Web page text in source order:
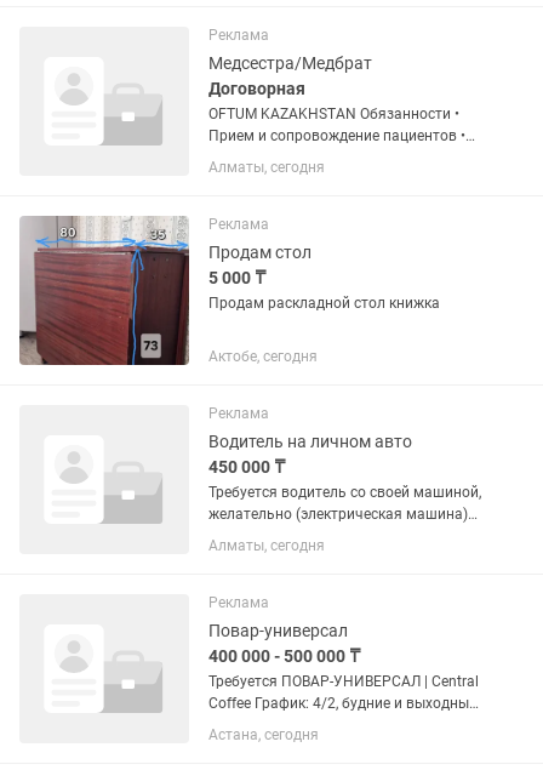
шустрых и ответственных ребят в...
Реклама
Медсестра/Медбрат
Договорная
OFTUM KAZAKHSTAN Обязанности •
Прием и сопровождение пациентов •
Проведение аппаратных
диагностических исследований и
родителей правилам использования,
надевания,...
Алматы, сегодня
Реклама
Продам стол
5 000 ₸
Продам раскладной стол книжка
Актобе, сегодня
Реклама
Водитель на личном авто
450 000 ₸
Требуется водитель со своей машиной,
желательно (электрическая машина)
🕗 График: с 07:30 до 20:00 , 6/1
воскресенье выходной. 💰 Оклад: 400
Возраст: 45+...
Алматы, сегодня
Реклама
Повар-универсал
400 000 - 500 000 ₸
Требуется ПОВАР-УНИВЕРСАЛ | Central
Coffee График: 4/2, будние и выходные
Время: с 07:00 до 20:00 Оплата: 20 000
тг за смену, от 400 000 тг в месяц Что
Астана, сегодня